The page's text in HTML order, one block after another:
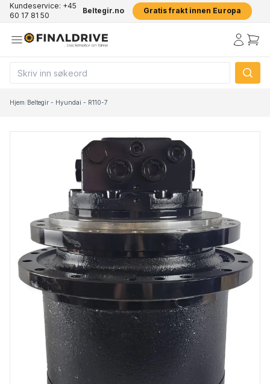
Kundeservice: +45
60 17 81 50
Beltegir.no Gratis frakt innen Europa
Hjem/Beltegir - Hyundai - R110-7